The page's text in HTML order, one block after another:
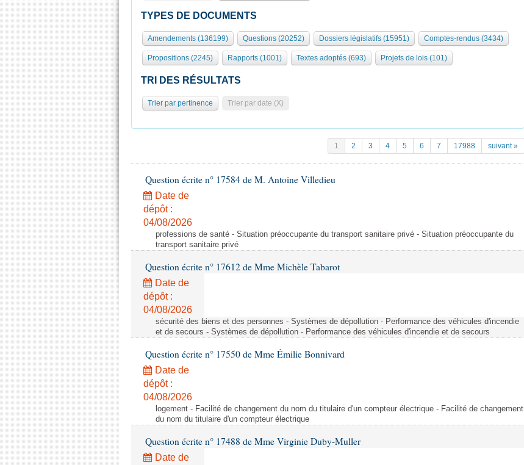
TYPES DE DOCUMENTS
Amendements (136199) Questions (20252) Dossiers législatifs (15951) Comptes-rendus (3434)
Propositions (2245) Rapports (1001) Textes adoptés (693) Projets de lois (101)
TRI DES RÉSULTATS
Trier par pertinence Trier par date (X)
1 2 3 4 5 6 7 17988 suivant »
Question écrite n° 17584 de M. Antoine Villedieu
Date de
dépôt :
04/08/2026
professions de santé - Situation préoccupante du transport sanitaire privé - Situation préoccupante du
transport sanitaire privé
Question écrite n° 17612 de Mme Michèle Tabarot
Date de
dépôt :
04/08/2026
sécurité des biens et des personnes - Systèmes de dépollution - Performance des véhicules d'incendie
et de secours - Systèmes de dépollution - Performance des véhicules d'incendie et de secours
Question écrite n° 17550 de Mme Émilie Bonnivard
Date de
dépôt :
04/08/2026
logement - Facilité de changement du nom du titulaire d'un compteur électrique - Facilité de changement
du nom du titulaire d'un compteur électrique
Question écrite n° 17488 de Mme Virginie Duby-Muller
Date de